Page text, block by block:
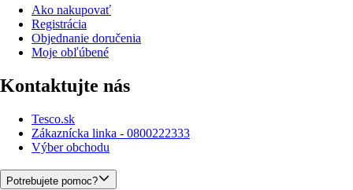
Ako nakupovať
Registrácia
Objednanie doručenia
Moje obľúbené
Kontaktujte nás
Tesco.sk
Zákaznícka linka - 0800222333
Výber obchodu
Potrebujete pomoc?